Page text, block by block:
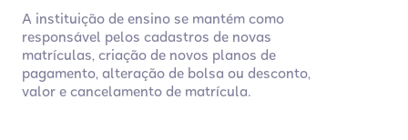
A instituição de ensino se mantém como
responsável pelos cadastros de novas
matrículas, criação de novos planos de
pagamento, alteração de bolsa ou desconto,
valor e cancelamento de matrícula.